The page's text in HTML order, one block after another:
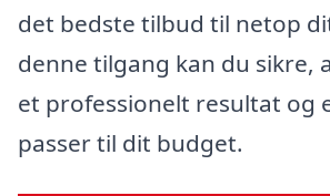
det bedste tilbud til netop
denne tilgang kan du sikre,
et professionelt resultat og
passer til dit budget.